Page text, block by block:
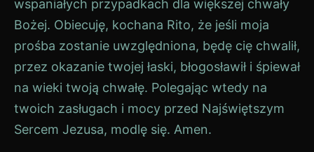
wspaniałych przypadkach dla większej chwały
Bożej. Obiecuję, kochana Rito, że jeśli moja
prośba zostanie uwzględniona, będę cię chwalił,
przez okazanie twojej łaski, błogosławił i śpiewał
na wieki twoją chwałę. Polegając wtedy na
twoich zasługach i mocy przed Najświętszym
Sercem Jezusa, modlę się. Amen.